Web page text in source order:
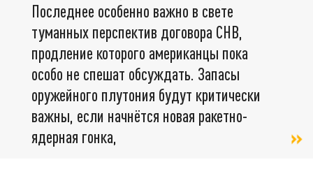
Последнее особенно важно в свете
туманных перспектив договора СНВ,
продление которого американцы пока
особо не спешат обсуждать. Запасы
оружейного плутония будут критически
важны, если начнётся новая ракетно-
ядерная гонка,